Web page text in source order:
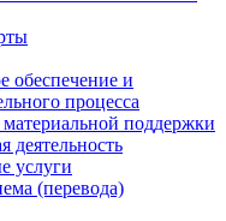
обеспечение и
процесса
поддержки
деятельность
услуги
(перевода)